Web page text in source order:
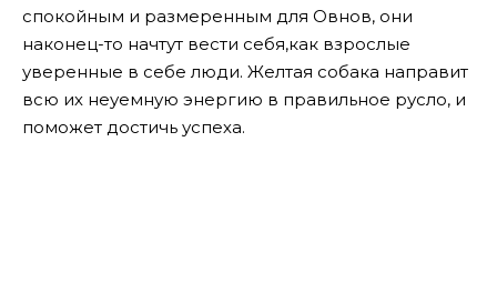
спокойным и размеренным для Овнов, они
наконец-то начтут вести себя,как взрослые
уверенные в себе люди. Желтая собака направит
всю их неуемную энергию в правильное русло, и
поможет достичь успеха.